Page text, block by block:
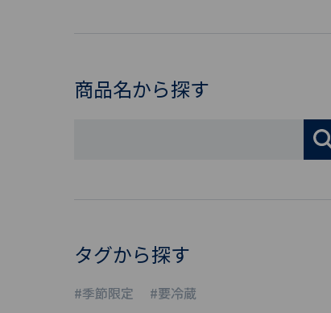
商品名から探す
タグから探す
#季節限定 #要冷蔵